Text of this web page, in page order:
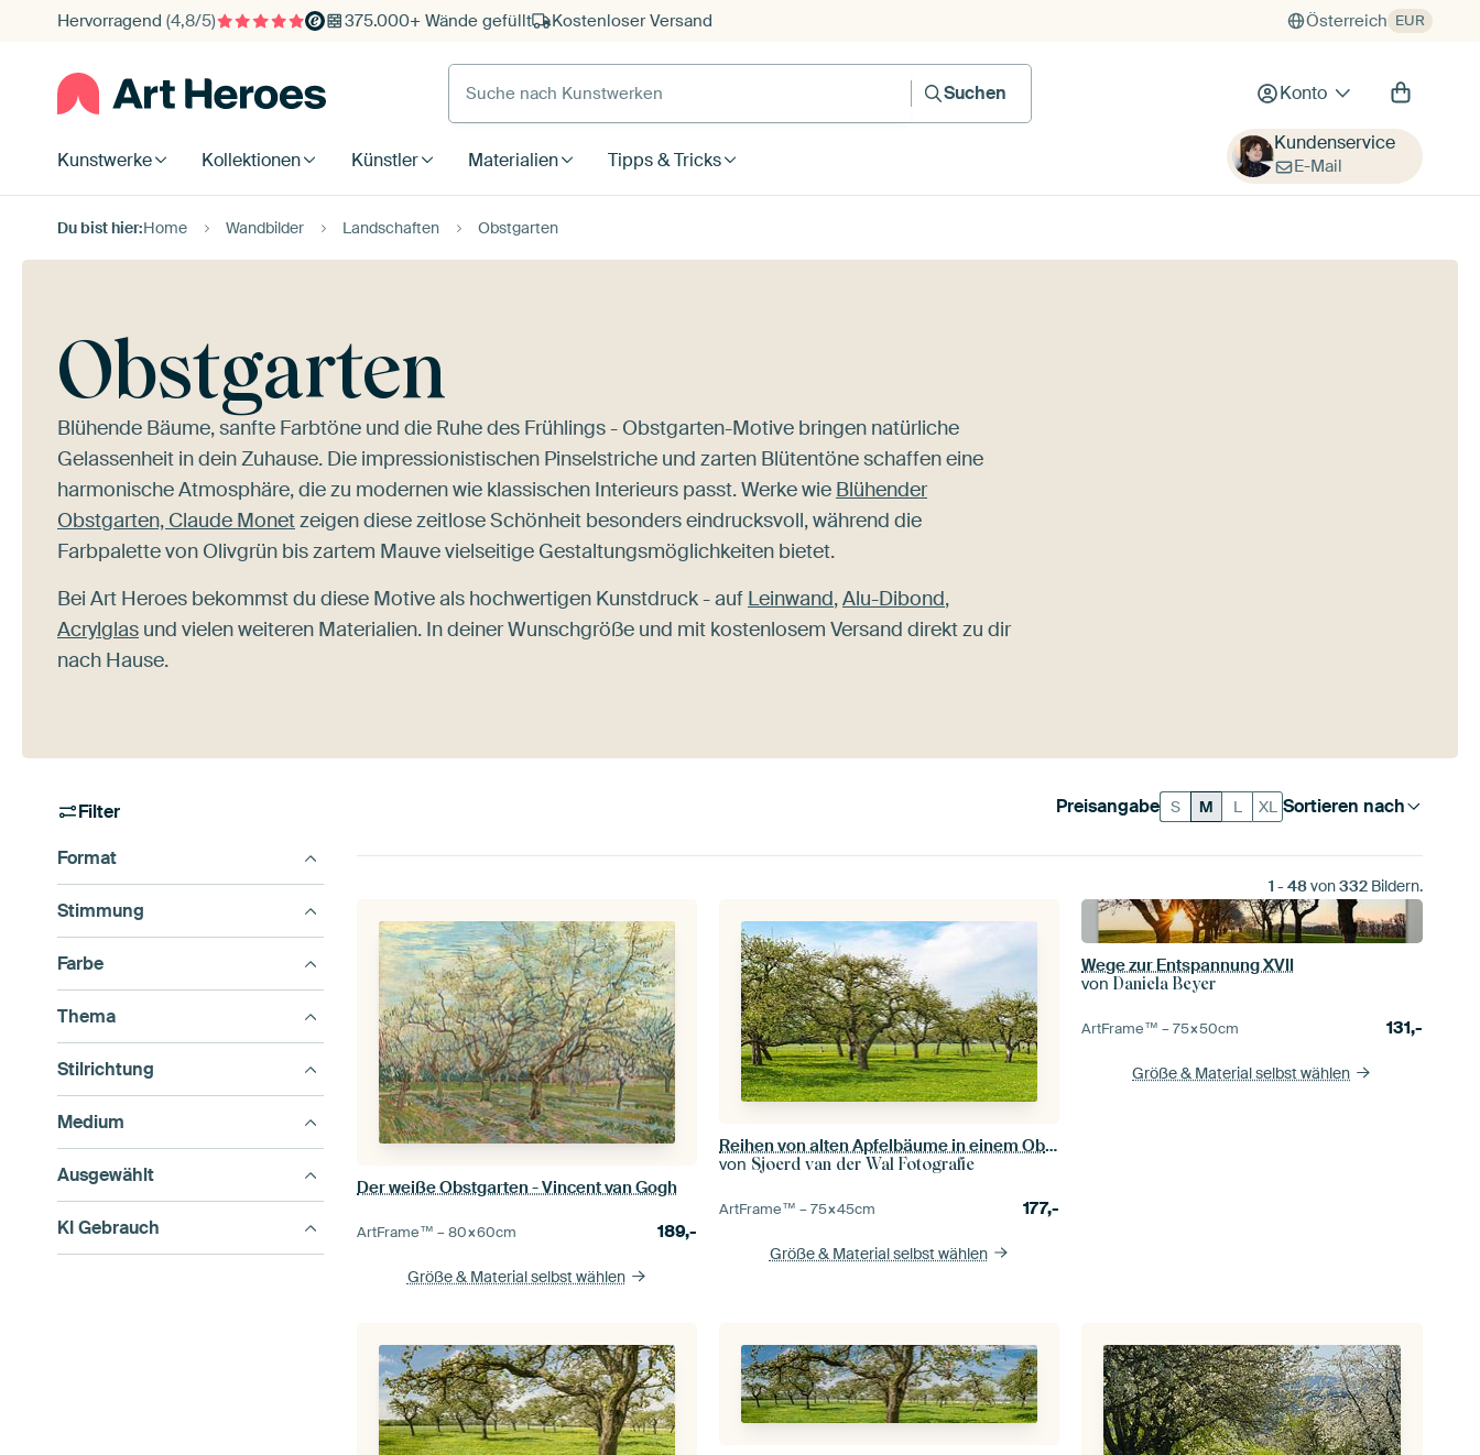
Hervorragend (4,8/5) 375.000+ Wände gefüllt Kostenloser Versand Österreich EUR
Suche nach Kunstwerken
Suchen
Konto
Kunstwerke Kollektionen Künstler Materialien Tipps & Tricks
Kundenservice
E-Mail
Du bist hier:Home Wandbilder Landschaften Obstgarten
Obstgarten
Blühende Bäume, sanfte Farbtöne und die Ruhe des Frühlings - Obstgarten-Motive bringen natürliche
Gelassenheit in dein Zuhause. Die impressionistischen Pinselstriche und zarten Blütentöne schaffen eine
harmonische Atmosphäre, die zu modernen wie klassischen Interieurs passt. Werke wie Blühender
Obstgarten, Claude Monetzeigen diese zeitlose Schönheit besonders eindrucksvoll, während die
Farbpalette von Olivgrün bis zartem Mauve vielseitige Gestaltungsmöglichkeiten bietet.
Bei Art Heroes bekommst du diese Motive als hochwertigen Kunstdruck - auf Leinwand,Alu-Dibond,
Acrylglas und vielen weiteren Materialien. In deiner Wunschgröße und mit kostenlosem Versand direkt zu dir
nach Hause.
Filter
Format
Stimmung
Farbe
Thema
Stilrichtung
Medium
Ausgewählt
KI Gebrauch
Sortieren nach
Preisangabe S M L XL
1 - 48von332Bildern.
Der weiße Obstgarten - Vincent van Gogh
ArtFrame™ –80×60cm 189,-
Größe & Material selbst wählen
Reihen von alten Apfelbäume in einem Obstgarten
von Sjoerd van der Wal Fotografie
ArtFrame™ –75×45cm 177,-
Größe & Material selbst wählen
Wege zur Entspannung XVII
vonDaniela Beyer
ArtFrame™ –75×50cm 131,-
Größe & Material selbst wählen